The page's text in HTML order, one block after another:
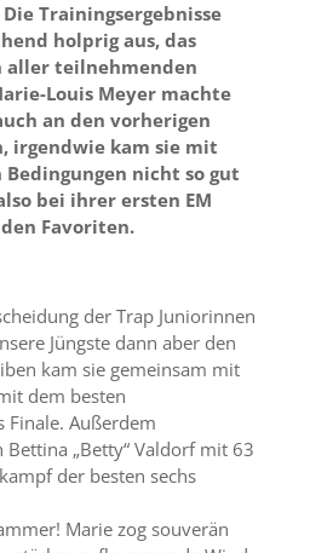
Trainingsergebnisse
holprig aus, das
aller teilnehmenden
Louis Meyer machte
an den vorherigen
irgendwie kam sie mit
nicht so gut
bei ihrer ersten EM
Favoriten.
der Trap Juniorinnen
Jüngste dann aber den
kam sie gemeinsam mit
dem besten
Finale. Außerdem
„Betty“ Valdorf mit 63
der besten sechs
Marie zog souverän